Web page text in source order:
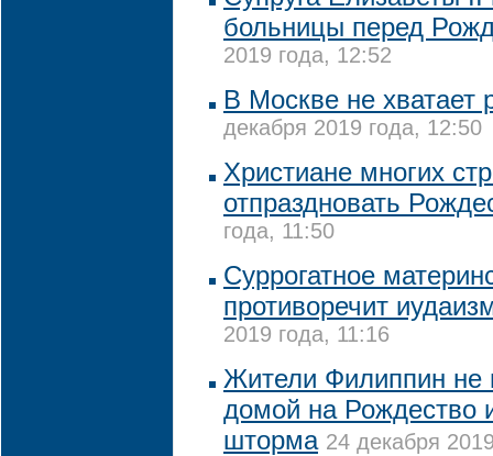
больницы перед
2019 года, 12:52
В Москве не
декабря 2019 года, 12:50
Христиане многих
отпраздновать
года, 11:50
Суррогатное
противоречит
2019 года, 11:16
Жители Филиппин не
домой на Рождество
шторма 24 декабря